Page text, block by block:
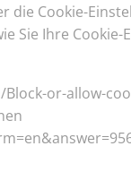
die Cookie-
Sie Ihre
or-allow-